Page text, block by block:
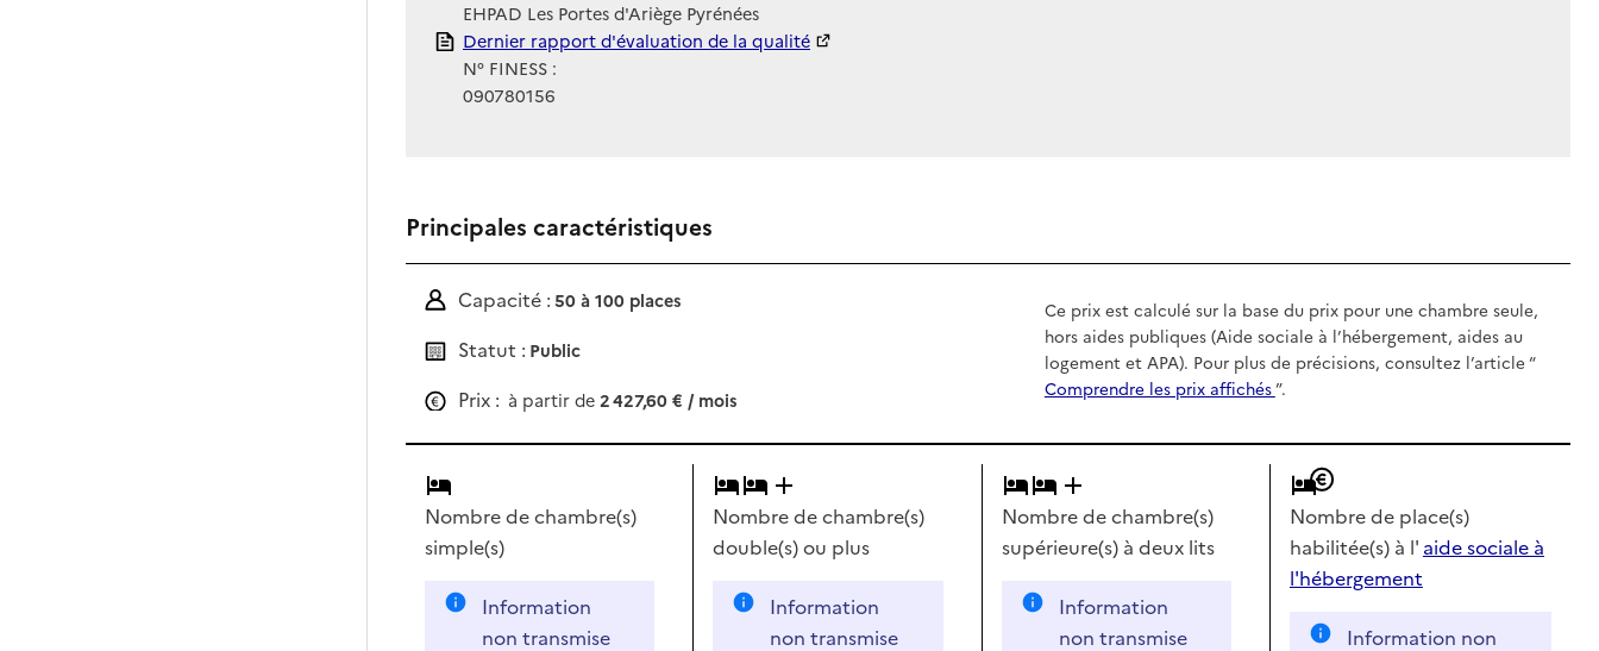
EHPAD Les Portes d'Ariège Pyrénées
Rapport HAS
Dernier rapport d'évaluation de la qualité
N° FINESS :
090780156
Principales caractéristiques
Capacité : 50 à 100 places
Statut : Public
Prix : à partir de 2 427,60 € / mois
Ce prix est calculé sur la base du prix pour une chambre seule,
hors aides publiques (Aide sociale à l’hébergement, aides au
logement et APA). Pour plus de précisions, consultez l’article “
Comprendre les prix affichés”.
Nombre de chambre(s)
simple(s)
Information
non transmise
Nombre de chambre(s)
double(s)ou plus
Information
non transmise
Nombre de chambre(s)
supérieure(s) à deux lits
Information
non transmise
Nombre de place(s)
habilitée(s) à l' aide sociale à
l'hébergement
Information non